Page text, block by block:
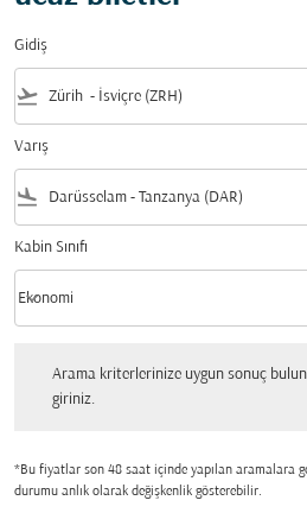
Gidiş
flight_takeoff
Varış
flight_land
Kabin Sınıfı
Kabin Sınıfı option Ekonomi Selected
Ekonomi
keyboard_arrow_down
Arama kriterlerinize uygun sonuç
giriniz.
*Bu fiyatlar son 48 saat içinde yapılan aramalara
durumu anlık olarak değişkenlik gösterebilir.